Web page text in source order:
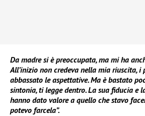
Da madre si è preoccupata, ma mi ha
All’inizio non credeva nella mia riuscita, i
abbassato le aspettative. Ma è bastato
sintonia, ti legge dentro. La sua fiducia e
hanno dato valore a quello che stavo
potevo farcela”.